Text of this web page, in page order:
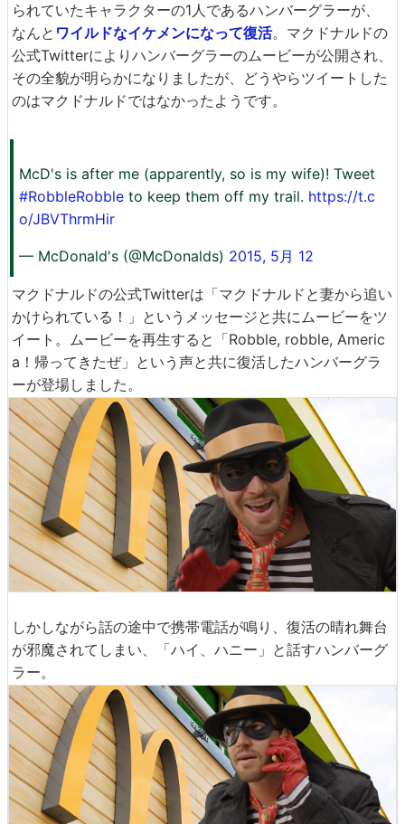
られていたキャラクターの1人であるハンバーグラーが、
なんと ワイルドなイケメンになって復活。マクドナルドの
公式Twitterによりハンバーグラーのムービーが公開され、
その全貌が明らかになりましたが、どうやらツイートした
のはマクドナルドではなかったようです。
McD's is after me (apparently, so is my wife)! Tweet
#RobbleRobble to keep them off my trail. https://t.c
o/JBVThrmHir
— McDonald's (@McDonalds) 2015, 5月 12
マクドナルドの公式Twitterは「マクドナルドと妻から追い
かけられている！」というメッセージと共にムービーをツ
イート。ムービーを再生すると「Robble, robble, Americ
a！帰ってきたぜ」という声と共に復活したハンバーグラ
ーが登場しました。
しかしながら話の途中で携帯電話が鳴り、復活の晴れ舞台
が邪魔されてしまい、「ハイ、ハニー」と話すハンバーグ
ラー。